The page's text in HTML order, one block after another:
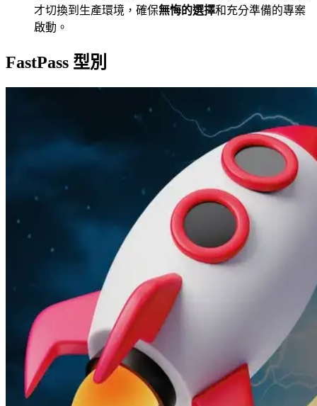
才切換到生產環境，確保無悔的選擇和充分準備的專案
啟動。
FastPass 型別